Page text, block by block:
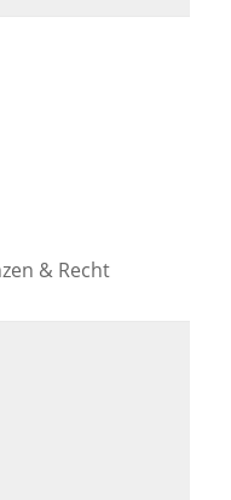
& Recht